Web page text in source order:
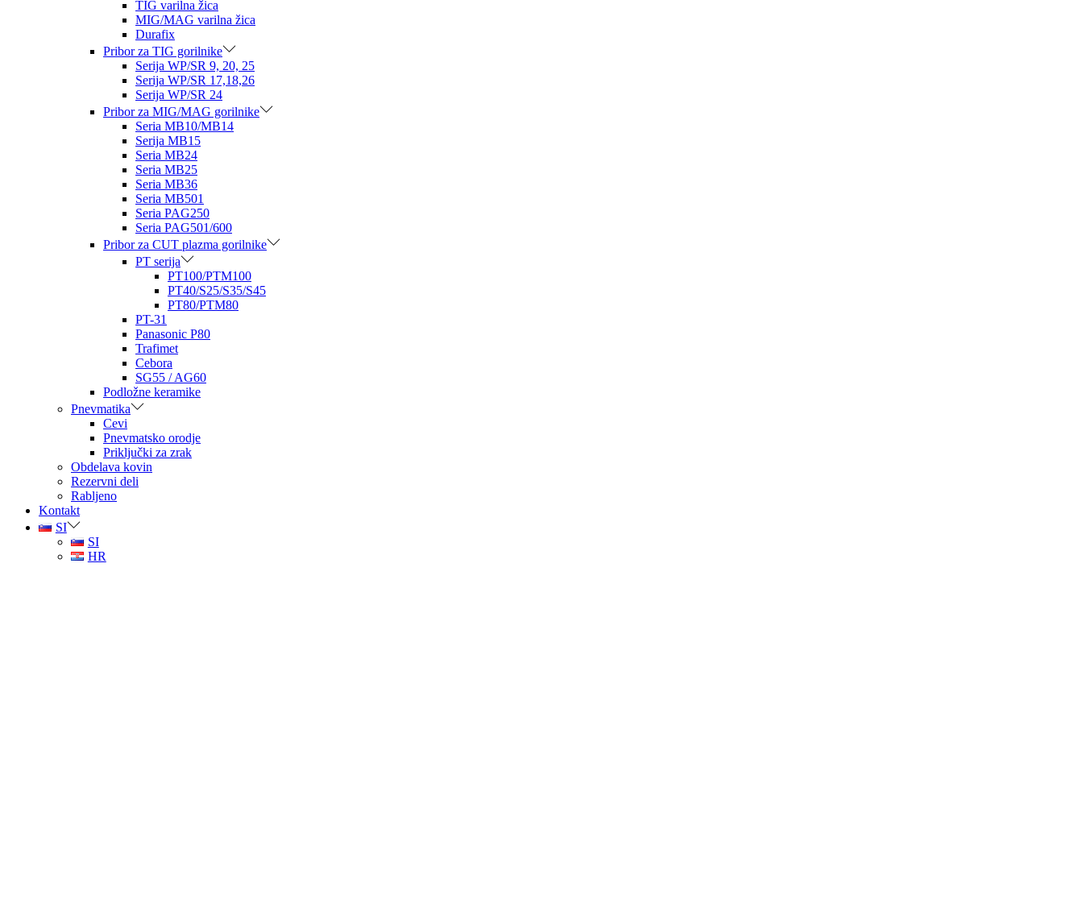
TIG varilna žica
MIG/MAG varilna žica
Durafix
Pribor za TIG gorilnike
Serija WP/SR 9, 20, 25
Serija WP/SR 17,18,26
Serija WP/SR 24
Pribor za MIG/MAG gorilnike
Seria MB10/MB14
Serija MB15
Seria MB24
Seria MB25
Seria MB36
Seria MB501
Seria PAG250
Seria PAG501/600
Pribor za CUT plazma gorilnike
PT serija
PT100/PTM100
PT40/S25/S35/S45
PT80/PTM80
PT-31
Panasonic P80
Trafimet
Cebora
SG55 / AG60
Podložne keramike
Pnevmatika
Cevi
Pnevmatsko orodje
Priključki za zrak
Obdelava kovin
Rezervni deli
Rabljeno
Kontakt
SI
SI
HR